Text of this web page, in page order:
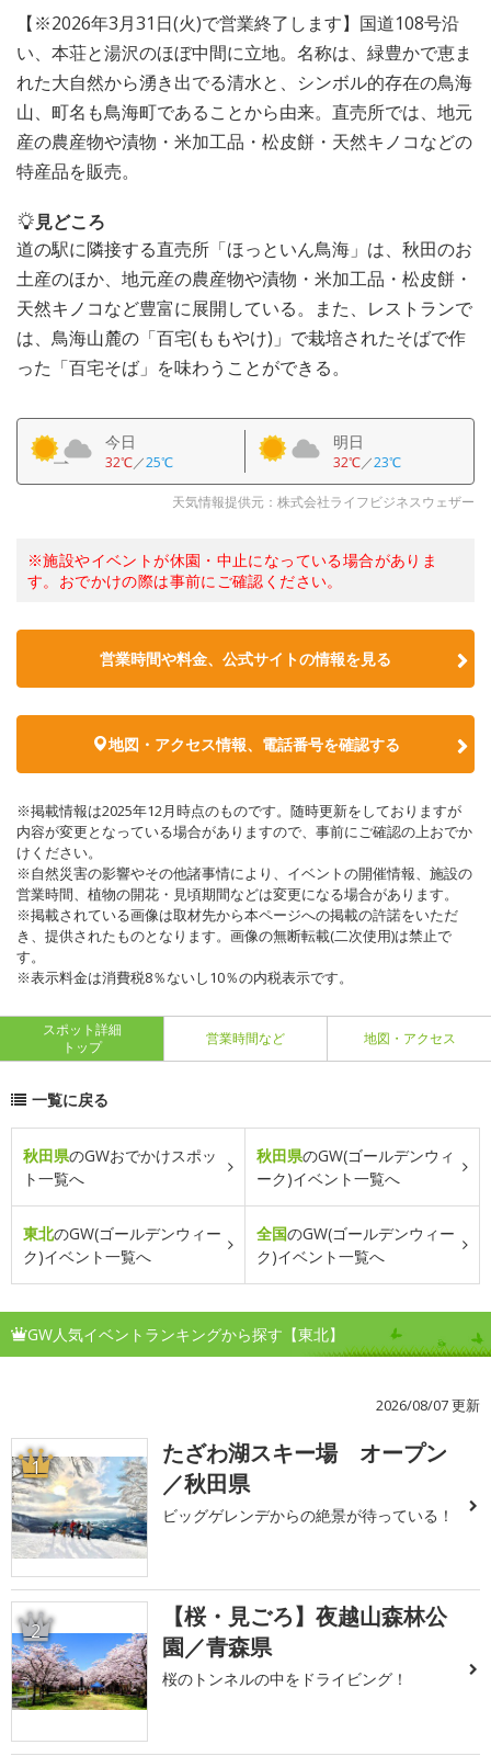
【※2026年3月31日(火)で営業終了します】国道108号沿
い、本荘と湯沢のほぼ中間に立地。名称は、緑豊かで恵ま
れた大自然から湧き出でる清水と、シンボル的存在の鳥海
山、町名も鳥海町であることから由来。直売所では、地元
産の農産物や漬物・米加工品・松皮餅・天然キノコなどの
特産品を販売。
見どころ
道の駅に隣接する直売所「ほっといん鳥海」は、秋田のお
土産のほか、地元産の農産物や漬物・米加工品・松皮餅・
天然キノコなど豊富に展開している。また、レストランで
は、鳥海山麓の「百宅(ももやけ)」で栽培されたそばで作
った「百宅そば」を味わうことができる。
今日
32℃／25℃
明日
32℃／23℃
天気情報提供元：株式会社ライフビジネスウェザー
※施設やイベントが休園・中止になっている場合がありま
す。おでかけの際は事前にご確認ください。
営業時間や料金、公式サイトの情報を見る
地図・アクセス情報、電話番号を確認する
※掲載情報は2025年12月時点のものです。随時更新をしておりますが
内容が変更となっている場合がありますので、事前にご確認の上おでか
けください。
※自然災害の影響やその他諸事情により、イベントの開催情報、施設の
営業時間、植物の開花・見頃期間などは変更になる場合があります。
※掲載されている画像は取材先から本ページへの掲載の許諾をいただ
き、提供されたものとなります。画像の無断転載(二次使用)は禁止で
す。
※表示料金は消費税8％ないし10％の内税表示です。
スポット詳細
トップ
営業時間など 地図・アクセス
一覧に戻る
秋田県のGWおでかけスポッ
ト一覧へ
秋田県のGW(ゴールデンウィ
ーク)イベント一覧へ
東北のGW(ゴールデンウィー
ク)イベント一覧へ
全国のGW(ゴールデンウィー
ク)イベント一覧へ
GW人気イベントランキングから探す【東北】
2026/08/07 更新
1
たざわ湖スキー場 オープン
／秋田県
ビッグゲレンデからの絶景が待っている！
2
【桜・見ごろ】夜越山森林公
園／青森県
桜のトンネルの中をドライビング！